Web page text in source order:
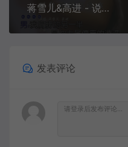
蒋雪儿&高进 - 说你为什么爱我[KTV][MPG][172.9M]
发表评论